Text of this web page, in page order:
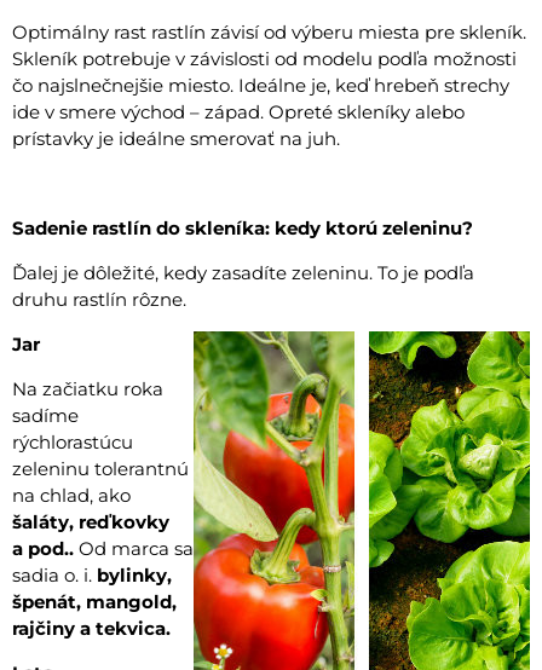
Optimálny rast rastlín závisí od výberu miesta pre skleník.
Skleník potrebuje v závislosti od modelu podľa možnosti
čo najslnečnejšie miesto. Ideálne je, keď hrebeň strechy
ide v smere východ – západ. Opreté skleníky alebo
prístavky je ideálne smerovať na juh.
Sadenie rastlín do skleníka: kedy ktorú zeleninu?
Ďalej je dôležité, kedy zasadíte zeleninu. To je podľa
druhu rastlín rôzne.
Jar
Na začiatku roka
sadíme
rýchlorastúcu
zeleninu tolerantnú
na chlad, ako
šaláty, reďkovky
a pod.. Od marca sa
sadia o. i. bylinky,
špenát, mangold,
rajčiny a tekvica.